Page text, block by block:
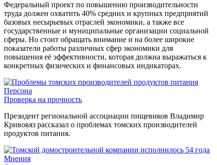
Федеральный проект по повышению производительности
труда должен охватить 40% средних и крупных предприятий
базовых несырьевых отраслей экономики, а также все
государственные и муниципальные организации социальной
сферы. Но стоит обращать внимание и на более широкие
показатели работы различных сфер экономики для
повышения её эффективности, которая должна выражаться к
конкретных физических и финансовых индикаторах.
Персона
Проверка на прочность
Президент региональной ассоциации пищевиков Владимир
Кривовяз рассказал о проблемах томских производителей
продуктов питания.
Мнения